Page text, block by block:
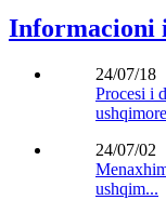
Informacioni
24/07/18
Procesi i
ushqimore
24/07/02
ushqim...